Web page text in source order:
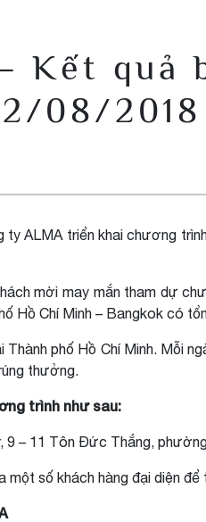
Kết quả
08/2018
ALMA triển khai chương
mời may mắn tham dự
Hồ Chí Minh – Bangkok có
phố Hồ Chí Minh. Mỗi
thưởng.
trình như sau:
– 11 Tôn Đức Thắng,
số khách hàng đại diện